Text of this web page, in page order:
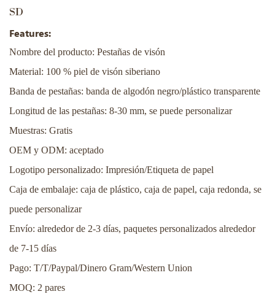
SD
Features:
Nombre del producto: Pestañas de visón
Material: 100 % piel de visón siberiano
Banda de pestañas: banda de algodón negro/plástico transparente
Longitud de las pestañas: 8-30 mm, se puede personalizar
Muestras: Gratis
OEM y ODM: aceptado
Logotipo personalizado: Impresión/Etiqueta de papel
Caja de embalaje: caja de plástico, caja de papel, caja redonda, se
puede personalizar
Envío: alrededor de 2-3 días, paquetes personalizados alrededor
de 7-15 días
Pago: T/T/Paypal/Dinero Gram/Western Union
MOQ: 2 pares